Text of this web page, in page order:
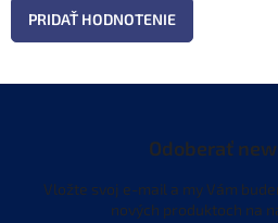
PRIDAŤ HODNOTENIE
Odoberať
Vložte svoj e-mail a my Vám
nových produktoch na